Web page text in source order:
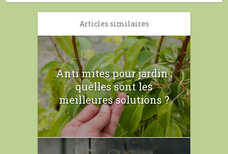
Articles similaires
Anti mites pour jardin :
quelles sont les
meilleures solutions ?